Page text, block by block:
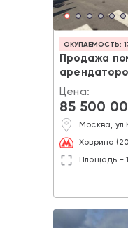
ОКУПАЕМОСТЬ:
Продажа
Цена:
85 500
Москва, ул
Ховрино
Площадь -